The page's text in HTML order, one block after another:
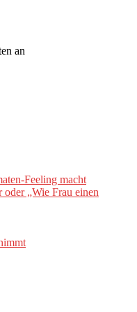
an
Feeling macht
„Wie Frau einen